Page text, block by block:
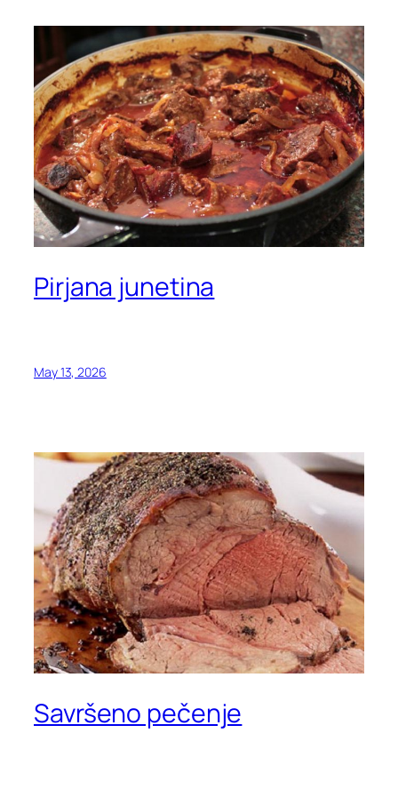
Pirjana junetina
May 13, 2026
Savršeno pečenje